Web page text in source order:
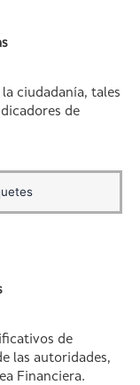
ciudadanía, tales
de
de
las autoridades,
Financiera.